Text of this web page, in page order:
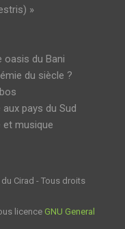
»
oasis du Bani
du siècle ?
pays du Sud
et musique
Cirad - Tous droits
licence GNU General